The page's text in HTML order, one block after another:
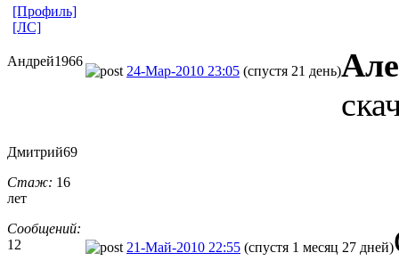
[Профиль]
[ЛС]
Андрей1966
24-Мар-2010 23:05 (спустя 21 день)
Дмитрий69
Стаж: 16
лет
Сообщений:
12
21-Май-2010 22:55 (спустя 1 месяц 27 дней)